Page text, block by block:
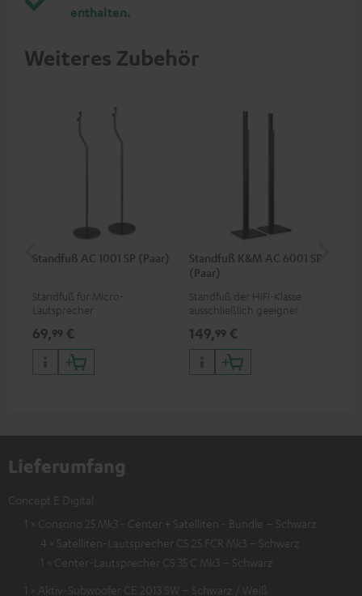
enthalten.
Weiteres Zubehör
Standfuß AC 1001 SP (Paar)
Standfuß für Micro-
Lautsprecher
69,99 €
Standfuß K&M AC 6001 SP
(Paar)
Standfuß der HiFi-Klasse
ausschließlich geeignet für
und CONSONO 25 (CS 25 FCR-
Satelliten)
149,99 €
Lieferumfang
Concept E Digital
1 × Consono 25 Mk3 - Center + Satelliten - Bundle – Schwarz
4 × Satelliten-Lautsprecher CS 25 FCR Mk3 – Schwarz
1 × Center-Lautsprecher CS 35 C Mk3 – Schwarz
1 × Aktiv-Subwoofer CE 2013 SW – Schwarz / Weiß